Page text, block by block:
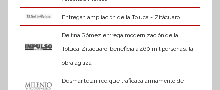
Entregan ampliación de la Toluca - Zitácuaro
Delfina Gómez entrega modernización de la
Toluca-Zitácuaro; beneficia a 460 mil personas: la
obra agiliza
Desmantelan red que traficaba armamento de